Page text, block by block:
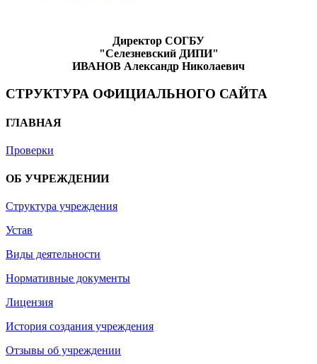
Директор СОГБУ
"Селезневский ДИПИ"
ИВАНОВ Александр Николаевич
СТРУКТУРА ОФИЦИАЛЬНОГО САЙТА
ГЛАВНАЯ
Проверки
ОБ УЧРЕЖДЕНИИ
Структура учреждения
Устав
Виды деятельности
Нормативные документы
Лицензия
История создания учреждения
Отзывы об учреждении